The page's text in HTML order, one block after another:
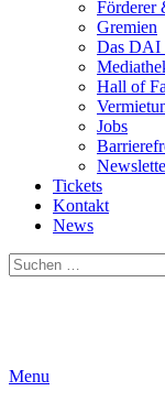
Förderer
Gremien
Das DAI
Hall of
Jobs
Tickets
Kontakt
News
Suchen
nach:
Menu